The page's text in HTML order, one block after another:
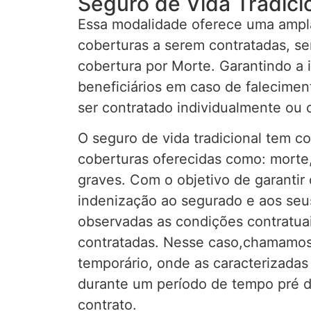
Essa modalidade oferece uma
coberturas a serem contratadas,
cobertura por Morte. Garantindo a
beneficiários em caso de
ser contratado individualmente ou
O seguro de vida tradicional tem
coberturas oferecidas como:
graves. Com o objetivo de garantir
indenização ao segurado e aos
observadas as condições
contratadas. Nesse
temporário, onde as
durante um período de tempo pré
contrato.